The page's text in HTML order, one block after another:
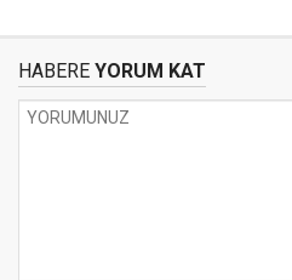
HABERE YORUM KAT